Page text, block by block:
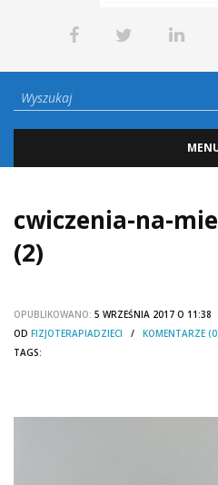
cwiczenia-na-
(2)
OPUBLIKOWANO: 5 WRZEŚNIA 2017 O
OD FIZJOTERAPIADZIECI / KOMENTARZE
TAGS: